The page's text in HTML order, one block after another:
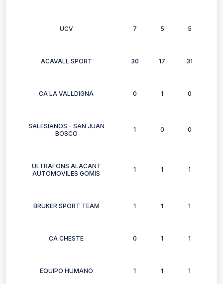
UCV 7 5 5
ACAVALL SPORT 30 17 31
CA LA VALLDIGNA 0 1 0
SALESIANOS - SAN JUAN
BOSCO
1 0 0
ULTRAFONS ALACANT
AUTOMOVILES GOMIS
1 1 1
BRUKER SPORT TEAM 1 1 1
CA CHESTE 0 1 1
EQUIPO HUMANO 1 1 1